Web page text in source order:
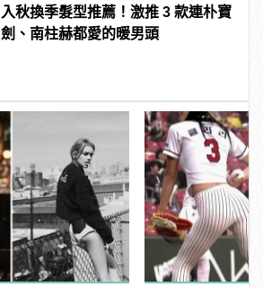
入秋換季髮型推薦！激推 3 款連朴寶
劍、南柱赫都愛的暖男頭